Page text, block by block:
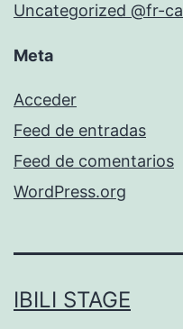
Uncategorized @fr-ca
Meta
Acceder
Feed de entradas
Feed de comentarios
WordPress.org
IBILI STAGE